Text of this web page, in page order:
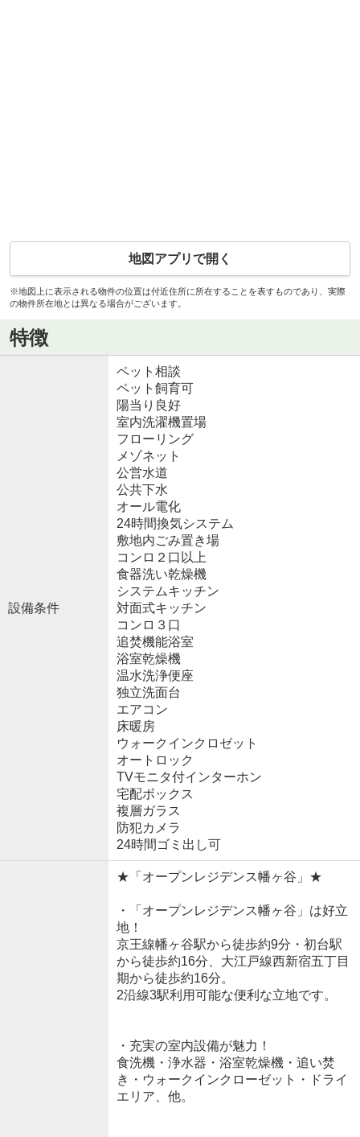
地図アプリで開く
※地図上に表示される物件の位置は付近住所に所在することを表すものであり、実際
の物件所在地とは異なる場合がございます。
特徴
設備条件
ペット相談
ペット飼育可
陽当り良好
室内洗濯機置場
フローリング
メゾネット
公営水道
公共下水
オール電化
24時間換気システム
敷地内ごみ置き場
コンロ２口以上
食器洗い乾燥機
システムキッチン
対面式キッチン
コンロ３口
追焚機能浴室
浴室乾燥機
温水洗浄便座
独立洗面台
エアコン
床暖房
ウォークインクロゼット
オートロック
TVモニタ付インターホン
宅配ボックス
複層ガラス
防犯カメラ
24時間ゴミ出し可
★「オープンレジデンス幡ヶ谷」★
・「オープンレジデンス幡ヶ谷」は好立
地！
京王線幡ヶ谷駅から徒歩約9分・初台駅
から徒歩約16分、大江戸線西新宿五丁目
期から徒歩約16分。
2沿線3駅利用可能な便利な立地です。
・充実の室内設備が魅力！
食洗機・浄水器・浴室乾燥機・追い焚
き・ウォークインクローゼット・ドライ
エリア、他。